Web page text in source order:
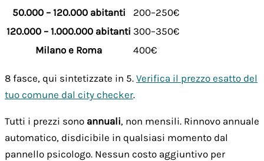
50.000 – 120.000 abitanti
200–250€
120.000 – 1.000.000 abitanti 300–350€
Milano e Roma
400€
8 fasce, qui sintetizzate in 5. Verifica il prezzo esatto del
tuo comune dal city checker.
Tutti i prezzi sono annuali, non mensili. Rinnovo annuale
automatico, disdicibile in qualsiasi momento dal
pannello psicologo. Nessun costo aggiuntivo per